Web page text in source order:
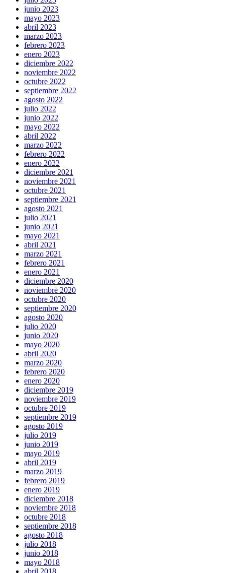
junio 2023
mayo 2023
abril 2023
marzo 2023
febrero 2023
enero 2023
diciembre 2022
noviembre 2022
octubre 2022
septiembre 2022
agosto 2022
julio 2022
junio 2022
mayo 2022
abril 2022
marzo 2022
febrero 2022
enero 2022
diciembre 2021
noviembre 2021
octubre 2021
septiembre 2021
agosto 2021
julio 2021
junio 2021
mayo 2021
abril 2021
marzo 2021
febrero 2021
enero 2021
diciembre 2020
noviembre 2020
octubre 2020
septiembre 2020
agosto 2020
julio 2020
junio 2020
mayo 2020
abril 2020
marzo 2020
febrero 2020
enero 2020
diciembre 2019
noviembre 2019
octubre 2019
septiembre 2019
agosto 2019
julio 2019
junio 2019
mayo 2019
abril 2019
marzo 2019
febrero 2019
enero 2019
diciembre 2018
noviembre 2018
octubre 2018
septiembre 2018
agosto 2018
julio 2018
junio 2018
mayo 2018